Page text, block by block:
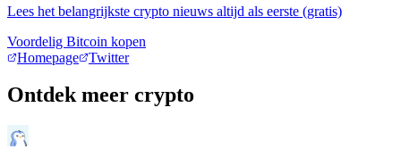
Lees het belangrijkste crypto nieuws altijd als eerste (gratis)
Voordelig Bitcoin kopen
Homepage
Twitter
Ontdek meer crypto